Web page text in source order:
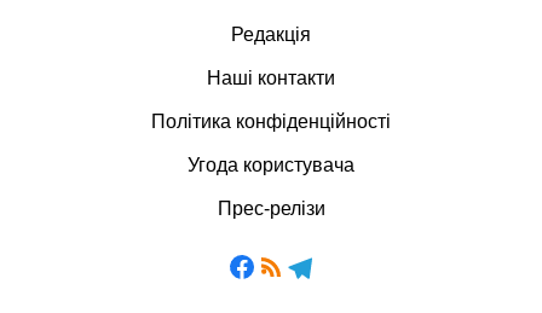
Редакція
Наші контакти
Політика конфіденційності
Угода користувача
Прес-релізи